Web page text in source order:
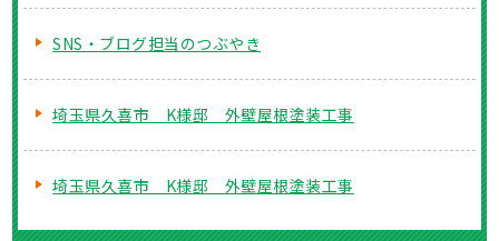
SNS・ブログ担当のつぶやき
埼玉県久喜市 K様邸 外壁屋根塗装工事
埼玉県久喜市 K様邸 外壁屋根塗装工事